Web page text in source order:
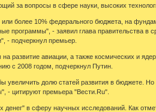
за вопросы в сфере науки, высоких
более 10% федерального бюджета, на
программы", - заявил глава правительства в
- подчеркнул премьер.
развитие авиации, а также космических и
с 2008 годом, подчеркнул Путин.
увеличить долю статей развития в бюджете.
- цитируют премьера "Вести.Ru".
денег" в сферу научных исследований. Как